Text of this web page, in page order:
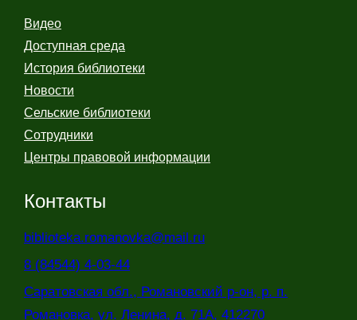
Видео
Доступная среда
История библиотеки
Новости
Сельские библиотеки
Сотрудники
Центры правовой информации
Контакты
biblioteka.romanovka@mail.ru
8 (84544) 4-03-44
Саратовская обл., Романовский р-он, р. п.
Романовка, ул. Ленина, д. 71А, 412270